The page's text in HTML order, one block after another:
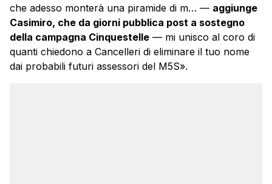
che adesso monterà una piramide di m… — aggiunge
Casimiro, che da giorni pubblica post a sostegno
della campagna Cinquestelle — mi unisco al coro di
quanti chiedono a Cancelleri di eliminare il tuo nome
dai probabili futuri assessori del M5S».